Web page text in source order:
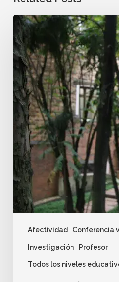
Afectividad Conferencia
Investigación Profesor
Todos los niveles